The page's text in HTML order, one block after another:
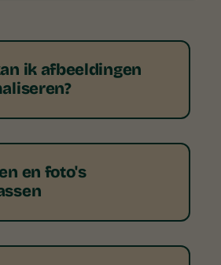
op mijn website
Graph?
ik afbeeldingen
en foto's